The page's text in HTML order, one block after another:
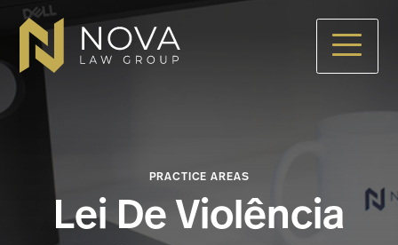
Skip
content
PRACTICE AREAS
Lei De Violência